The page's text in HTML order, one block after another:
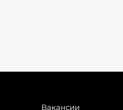
Вакансии